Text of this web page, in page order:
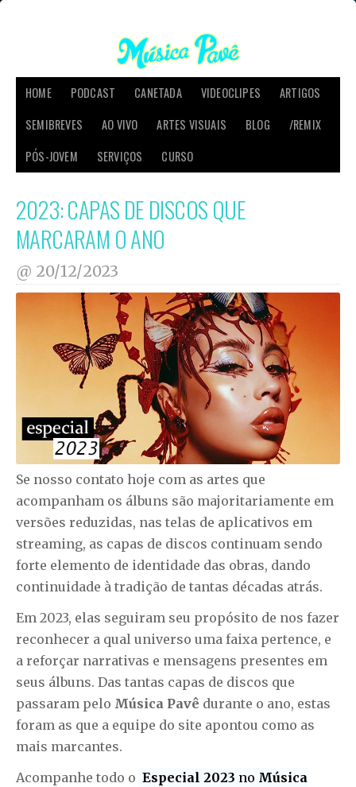
HOME PODCAST CANETADA VIDEOCLIPES
ARTIGOS
SEMIBREVES
AO VIVO ARTES VISUAIS BLOG
/REMIX
PÓS-JOVEM
SERVIÇOS CURSO
2023: CAPAS DE DISCOS QUE
MARCARAM O ANO
@ 20/12/2023
Se nosso contato hoje com as artes que
acompanham os álbuns são majoritariamente em
versões reduzidas, nas telas de aplicativos em
streaming, as capas de discos continuam sendo
forte elemento de identidade das obras, dando
continuidade à tradição de tantas décadas atrás.
Em 2023, elas seguiram seu propósito de nos fazer
reconhecer a qual universo uma faixa pertence, e
a reforçar narrativas e mensagens presentes em
seus álbuns. Das tantas capas de discos que
passaram pelo Música Pavê durante o ano, estas
foram as que a equipe do site apontou como as
mais marcantes.
Acompanhe todo o Especial 2023 no Música